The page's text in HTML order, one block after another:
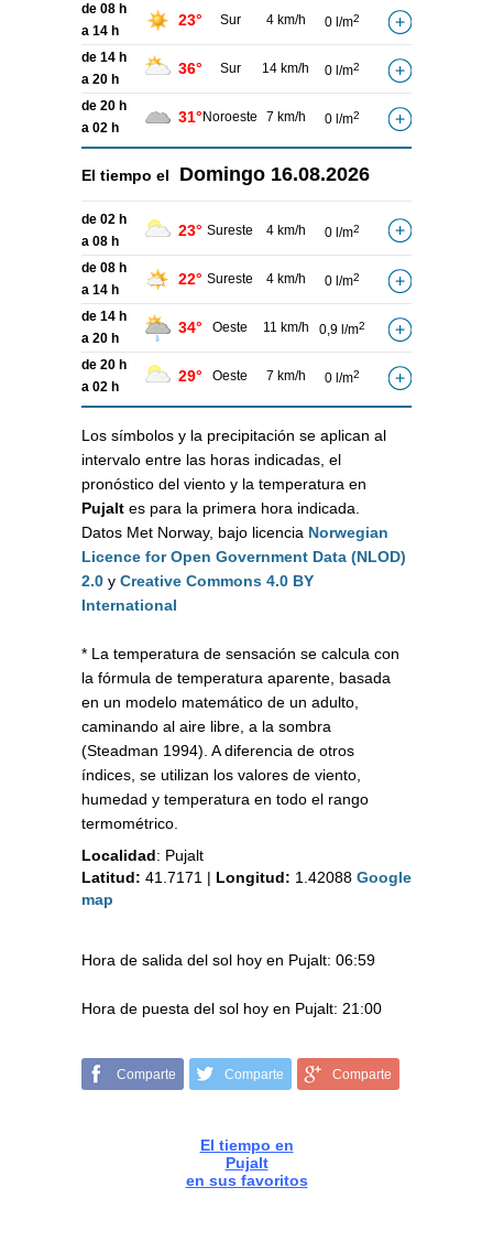
de 08 h
a 14 h
23° Sur 4 km/h 0 l/m2
de 14 h
a 20 h
36° Sur 14 km/h 0 l/m2
de 20 h
a 02 h
31° Noroeste 7 km/h 0 l/m2
El tiempo el Domingo 16.08.2026
de 02 h
a 08 h
23° Sureste 4 km/h 0 l/m2
de 08 h
a 14 h
22° Sureste 4 km/h 0 l/m2
de 14 h
a 20 h
34° Oeste 11 km/h 0,9 l/m2
de 20 h
a 02 h
29° Oeste 7 km/h 0 l/m2
Los símbolos y la precipitación se aplican al
intervalo entre las horas indicadas, el
pronóstico del viento y la temperatura en
Pujalt es para la primera hora indicada.
Datos Met Norway, bajo licencia Norwegian
Licence for Open Government Data (NLOD)
2.0 y Creative Commons 4.0 BY
International
* La temperatura de sensación se calcula con
la fórmula de temperatura aparente, basada
en un modelo matemático de un adulto,
caminando al aire libre, a la sombra
(Steadman 1994). A diferencia de otros
índices, se utilizan los valores de viento,
humedad y temperatura en todo el rango
termométrico.
Localidad: Pujalt
Latitud: 41.7171 | Longitud: 1.42088 Google
map
Hora de salida del sol hoy en Pujalt: 06:59
Hora de puesta del sol hoy en Pujalt: 21:00
Comparte Comparte Comparte
El tiempo en
Pujalt
en sus favoritos